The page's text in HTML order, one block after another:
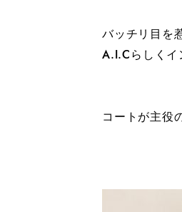
バッチリ目を
A.I.Cらしくイ
コートが主役